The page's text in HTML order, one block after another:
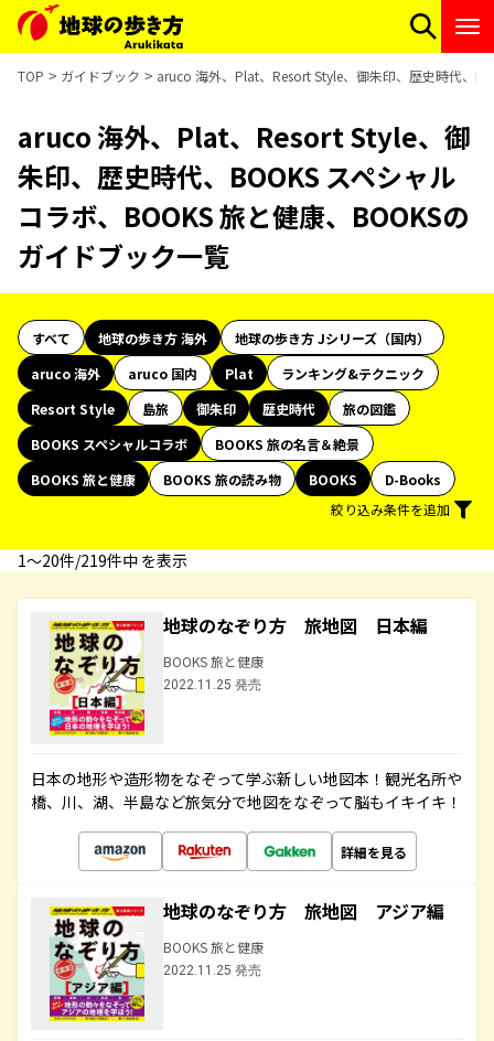
TOP ガイドブック aruco 海外、Plat、Resort Style、御朱印、歴史時代、
aruco 海外、Plat、Resort Style、御
朱印、歴史時代、BOOKS スペシャル
コラボ、BOOKS 旅と健康、BOOKSの
ガイドブック一覧
すべて 地球の歩き方 海外
地球の歩き方 Jシリーズ（国内）
aruco 海外
aruco 国内 Plat
ランキング&テクニック
Resort Style
島旅 御朱印 歴史時代
旅の図鑑
BOOKS スペシャルコラボ
BOOKS 旅の名言＆絶景
BOOKS 旅と健康
BOOKS 旅の読み物 BOOKS
D-Books
絞り込み条件を追加
1〜20件/219件中 を表示
地球のなぞり方 旅地図 日本編
BOOKS 旅と健康
2022.11.25 発売
日本の地形や造形物をなぞって学ぶ新しい地図本！観光名所や
橋、川、湖、半島など旅気分で地図をなぞって脳もイキイキ！
詳細を見る
地球のなぞり方 旅地図 アジア編
BOOKS 旅と健康
2022.11.25 発売